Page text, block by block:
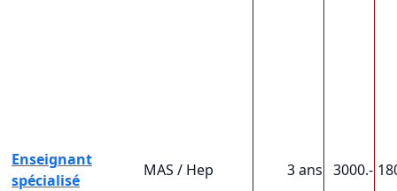
Enseignant
spécialisé
MAS / Hep 3 ans 3000.-